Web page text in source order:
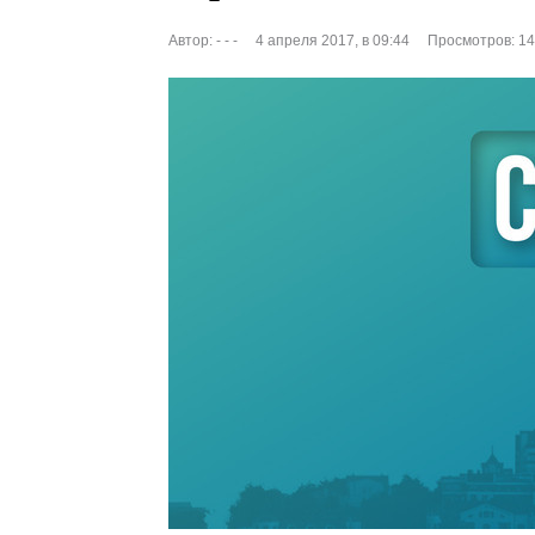
Автор: - - - 4 апреля 2017, в 09:44 Просмотров: